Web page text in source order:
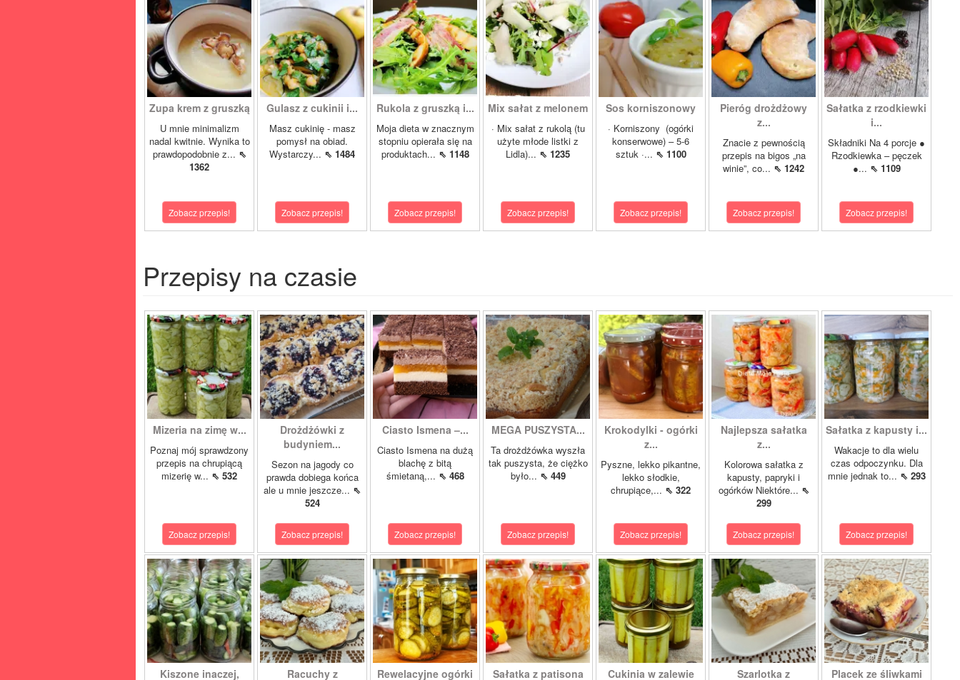
Zupa krem z gruszką
U mnie minimalizm
nadal kwitnie. Wynika to
prawdopodobnie z... ⇖
1362
Zobacz przepis!
Gulasz z cukinii i...
Masz cukinię - masz
pomysł na obiad.
Wystarczy... ⇖ 1484
Zobacz przepis!
Rukola z gruszką i...
Moja dieta w znacznym
stopniu opierała się na
produktach... ⇖ 1148
Zobacz przepis!
Mix sałat z melonem
· Mix sałat z rukolą (tu
użyte młode listki z
Lidla)... ⇖ 1235
Zobacz przepis!
Sos korniszonowy
· Korniszony (ogórki
konserwowe) – 5-6
sztuk ·... ⇖ 1100
Zobacz przepis!
Pieróg drożdżowy
z...
Znacie z pewnością
przepis na bigos „na
winie”, co... ⇖ 1242
Zobacz przepis!
Sałatka z rzodkiewki
i...
Składniki Na 4 porcje ●
Rzodkiewka – pęczek
●... ⇖ 1109
Zobacz przepis!
Przepisy na czasie
Mizeria na zimę w...
Poznaj mój sprawdzony
przepis na chrupiącą
mizerię w... ⇖ 532
Zobacz przepis!
Drożdżówki z
budyniem...
Sezon na jagody co
prawda dobiega końca
ale u mnie jeszcze... ⇖
524
Zobacz przepis!
Ciasto Ismena –...
Ciasto Ismena na dużą
blachę z bitą
śmietaną,... ⇖ 468
Zobacz przepis!
MEGA PUSZYSTA...
Ta drożdżówka wyszła
tak puszysta, że ciężko
było... ⇖ 449
Zobacz przepis!
Krokodylki - ogórki
z...
Pyszne, lekko pikantne,
lekko słodkie,
chrupiące,... ⇖ 322
Zobacz przepis!
Najlepsza sałatka
z...
Kolorowa sałatka z
kapusty, papryki i
ogórków Niektóre... ⇖
299
Zobacz przepis!
Sałatka z kapusty i...
Wakacje to dla wielu
czas odpoczynku. Dla
mnie jednak to... ⇖ 293
Zobacz przepis!
Kiszone inaczej, Racuchy z Rewelacyjne ogórki Sałatka z patisona Cukinia w zalewie Szarlotka z Placek ze śliwkami